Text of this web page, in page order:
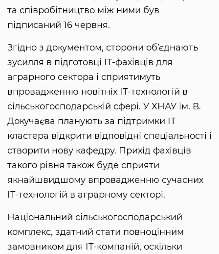
та співробітництво між ними був
підписаний 16 червня.
Згідно з документом, сторони об’єднають
зусилля в підготовці ІТ-фахівців для
аграрного сектора і сприятимуть
впровадженню новітніх ІТ-технологій в
сільськогосподарській сфері. У ХНАУ ім. В.
Докучаєва планують за підтримки ІТ
кластера відкрити відповідні спеціальності і
створити нову кафедру. Прихід фахівців
такого рівня також буде сприяти
якнайшвидшому впровадженню сучасних
ІТ-технологій в аграрному секторі.
Національний сільськогосподарський
комплекс, здатний стати повноцінним
замовником для ІТ-компаній, оскільки